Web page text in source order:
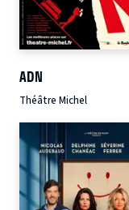
ADN
Théâtre Michel